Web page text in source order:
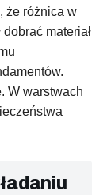
że różnica w
materiał
W warstwach